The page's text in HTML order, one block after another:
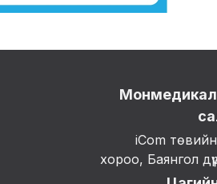
Монмедикал
iCom
хороо, Баянгол